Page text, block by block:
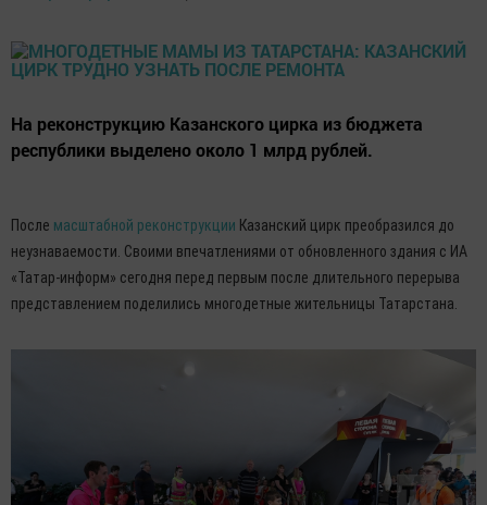
На реконструкцию Казанского цирка из бюджета
республики выделено около 1 млрд рублей.
После масштабной реконструкции Казанский цирк преобразился до
неузнаваемости. Своими впечатлениями от обновленного здания с ИА
«Татар-информ» сегодня перед первым после длительного перерыва
представлением поделились многодетные жительницы Татарстана.